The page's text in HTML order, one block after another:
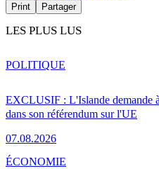
Print Partager
LES PLUS LUS
EXCLUSIF : L'Islande demande
dans son référendum sur l'UE
07.08.2026
POLITIQUE
ÉCONOMIE